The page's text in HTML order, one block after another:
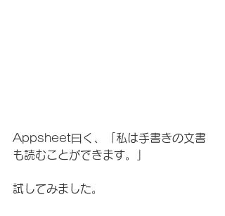
Appsheet曰く、「私は手書きの文書
も読むことができます。」
試してみました。